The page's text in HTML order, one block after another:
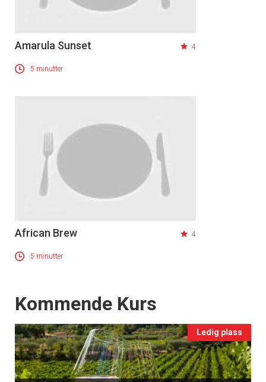
Amarula Sunset 4
5 minutter
African Brew 4
5 minutter
Events
Kommende Kurs
Ledig plass